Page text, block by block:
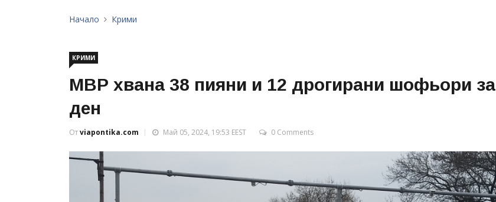
Начало Крими
КРИМИ
МВР хвана 38 пияни и 12 дрогирани шофьори за
ден
Отviapontika.com Май 05, 2024, 19:53 EEST 0 Comments